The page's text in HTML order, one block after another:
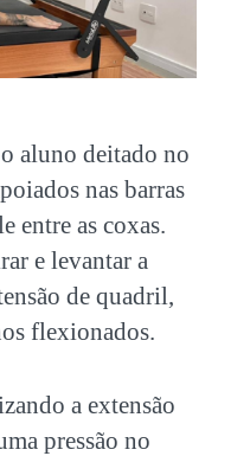
aluno deitado no
nas barras
entre as coxas.
e levantar a
de quadril,
flexionados.
a extensão
pressão no